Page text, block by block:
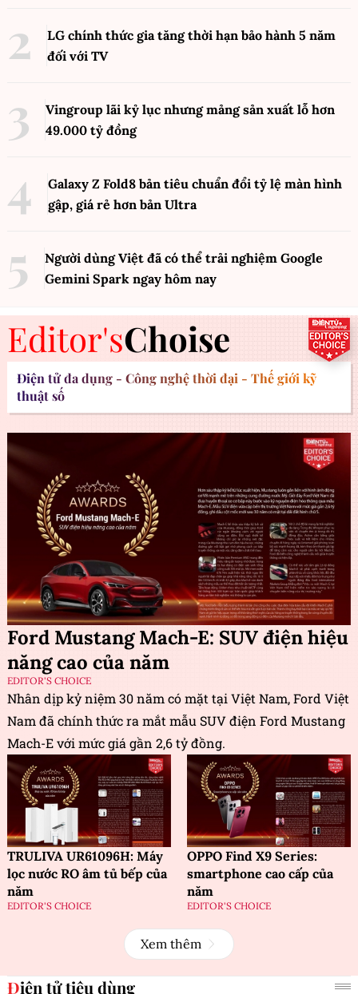
LG chính thức gia tăng thời hạn bảo hành 5 năm
đối với TV
Vingroup lãi kỷ lục nhưng mảng sản xuất lỗ hơn
49.000 tỷ đồng
Galaxy Z Fold8 bản tiêu chuẩn đổi tỷ lệ màn hình
gập, giá rẻ hơn bản Ultra
Người dùng Việt đã có thể trải nghiệm Google
Gemini Spark ngay hôm nay
Editor'sChoise
Điện tử đa dụng - Công nghệ thời đại - Thế giới kỹ
thuật số
Ford Mustang Mach-E: SUV điện hiệu
năng cao của năm
EDITOR'S CHOICE
Nhân dịp kỷ niệm 30 năm có mặt tại Việt Nam, Ford Việt
Nam đã chính thức ra mắt mẫu SUV điện Ford Mustang
Mach-E với mức giá gần 2,6 tỷ đồng.
TRULIVA UR61096H: Máy
lọc nước RO âm tủ bếp của
năm
EDITOR'S CHOICE
OPPO Find X9 Series:
smartphone cao cấp của
năm
EDITOR'S CHOICE
Xem thêm
Điện tử tiêu dùng